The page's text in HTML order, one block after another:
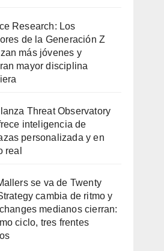
Research: Los
de la Generación Z
más jóvenes y
mayor disciplina
Threat Observatory
inteligencia de
personalizada y en
real
se va de Twenty
cambia de ritmo y
medianos cierran:
ciclo, tres frentes